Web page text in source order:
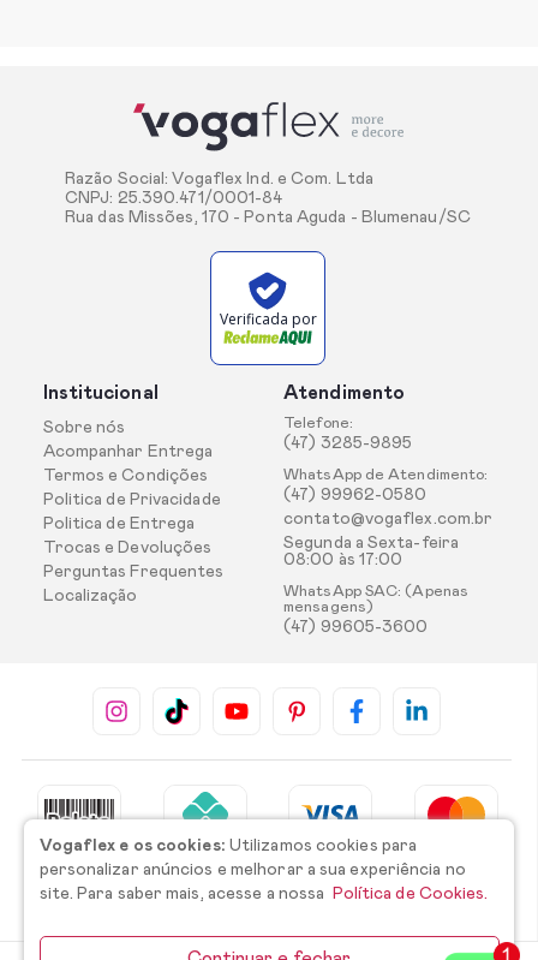
Razão Social: Vogaflex Ind. e Com. Ltda
CNPJ: 25.390.471/0001-84
Rua das Missões, 170 - Ponta Aguda - Blumenau/SC
Verificada por
Institucional
Sobre nós
Acompanhar Entrega
Termos e Condições
Politica de Privacidade
Politica de Entrega
Trocas e Devoluções
Perguntas Frequentes
Localização
Atendimento
Telefone:
(47) 3285-9895
WhatsApp de Atendimento:
(47) 99962-0580
contato@vogaflex.com.br
Segunda a Sexta-feira
08:00 às 17:00
WhatsApp SAC: (Apenas
mensagens)
(47) 99605-3600
Vogaflex e os cookies: Utilizamos cookies para
personalizar anúncios e melhorar a sua experiência no
site. Para saber mais, acesse a nossa
Política de Cookies.